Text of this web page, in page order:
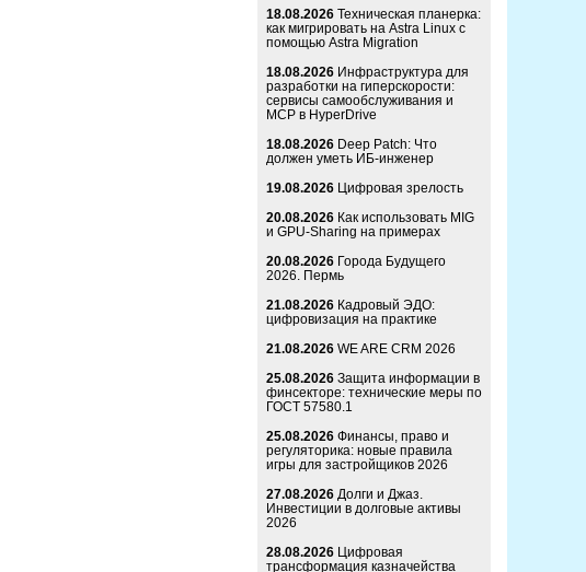
18.08.2026 Техническая планерка:
как мигрировать на Astra Linux с
помощью Astra Migration
18.08.2026 Инфраструктура для
разработки на гиперскорости:
сервисы самообслуживания и
MCP в HyperDrive
18.08.2026 Deep Patch: Что
должен уметь ИБ-инженер
19.08.2026 Цифровая зрелость
20.08.2026 Как использовать MIG
и GPU-Sharing на примерах
20.08.2026 Города Будущего
2026. Пермь
21.08.2026 Кадровый ЭДО:
цифровизация на практике
21.08.2026 WE ARE CRM 2026
25.08.2026 Защита информации в
финсекторе: технические меры по
ГОСТ 57580.1
25.08.2026 Финансы, право и
регуляторика: новые правила
игры для застройщиков 2026
27.08.2026 Долги и Джаз.
Инвестиции в долговые активы
2026
28.08.2026 Цифровая
трансформация казначейства